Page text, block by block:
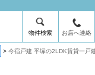
物件検索 お店へ連絡
今宿戸建 平塚の2LDK賃貸一戸